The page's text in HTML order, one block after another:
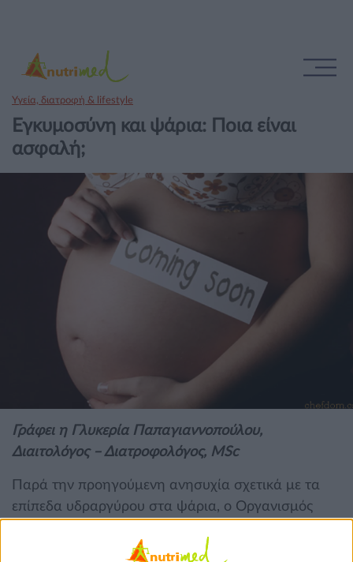
Υγεία, διατροφή & lifestyle
Εγκυμοσύνη και ψάρια: Ποια είναι
ασφαλή;
Γράφει η Γλυκερία Παπαγιαννοπούλου,
Διαιτολόγος – Διατροφολόγος, MSc
Παρά την προηγούμενη ανησυχία σχετικά με τα
επίπεδα υδραργύρου στα ψάρια, ο Οργανισμός
Administration, FDA) και οι καινούργιες